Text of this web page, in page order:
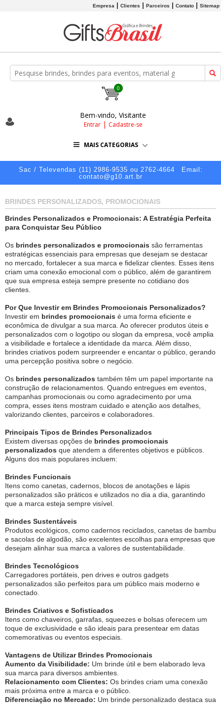
Empresa Clientes Parceiros Contato Sitemap
0
Bem-vindo, Visitante
Entrar| Cadastre-se
MAIS CATEGORIAS
Sac / Televendas (11) 2986-9535 ou 2762-4664
Email:
contato@g10.art.br
BRINDES PERSONALIZADOS, PROMOCIONAIS
Brindes Personalizados e Promocionais: A Estratégia Perfeita
para Conquistar Seu Público
Os brindes personalizados e promocionais são ferramentas
estratégicas essenciais para empresas que desejam se destacar
no mercado, fortalecer a sua marca e fidelizar clientes. Esses itens
criam uma conexão emocional com o público, além de garantirem
que sua empresa esteja sempre presente no cotidiano dos
clientes.
Por Que Investir em Brindes Promocionais Personalizados?
Investir em brindes promocionais é uma forma eficiente e
econômica de divulgar a sua marca. Ao oferecer produtos úteis e
personalizados com o logotipo ou slogan da empresa, você amplia
a visibilidade e fortalece a identidade da marca. Além disso,
brindes criativos podem surpreender e encantar o público, gerando
uma percepção positiva sobre o negócio.
Os brindes personalizados também têm um papel importante na
construção de relacionamentos. Quando entregues em eventos,
campanhas promocionais ou como agradecimento por uma
compra, esses itens mostram cuidado e atenção aos detalhes,
valorizando clientes, parceiros e colaboradores.
Principais Tipos de Brindes Personalizados
Existem diversas opções de brindes promocionais
personalizados que atendem a diferentes objetivos e públicos.
Alguns dos mais populares incluem:
Brindes Funcionais
Itens como canetas, cadernos, blocos de anotações e lápis
personalizados são práticos e utilizados no dia a dia, garantindo
que a marca esteja sempre visível.
Brindes Sustentáveis
Produtos ecológicos, como cadernos reciclados, canetas de bambu
e sacolas de algodão, são excelentes escolhas para empresas que
desejam alinhar sua marca a valores de sustentabilidade.
Brindes Tecnológicos
Carregadores portáteis, pen drives e outros gadgets
personalizados são perfeitos para um público mais moderno e
conectado.
Brindes Criativos e Sofisticados
Itens como chaveiros, garrafas, squeezes e bolsas oferecem um
toque de exclusividade e são ideais para presentear em datas
comemorativas ou eventos especiais.
Vantagens de Utilizar Brindes Promocionais
Aumento da Visibilidade: Um brinde útil e bem elaborado leva
sua marca para diversos ambientes.
Relacionamento com Clientes: Os brindes criam uma conexão
mais próxima entre a marca e o público.
Diferenciação no Mercado: Um brinde personalizado destaca sua